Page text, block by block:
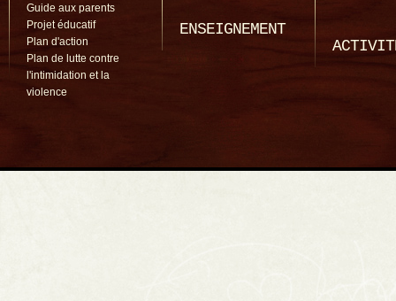
Guide aux parents
Projet éducatif
Plan d'action
Plan de lutte contre
l'intimidation et la
violence
ENSEIGNEMENT